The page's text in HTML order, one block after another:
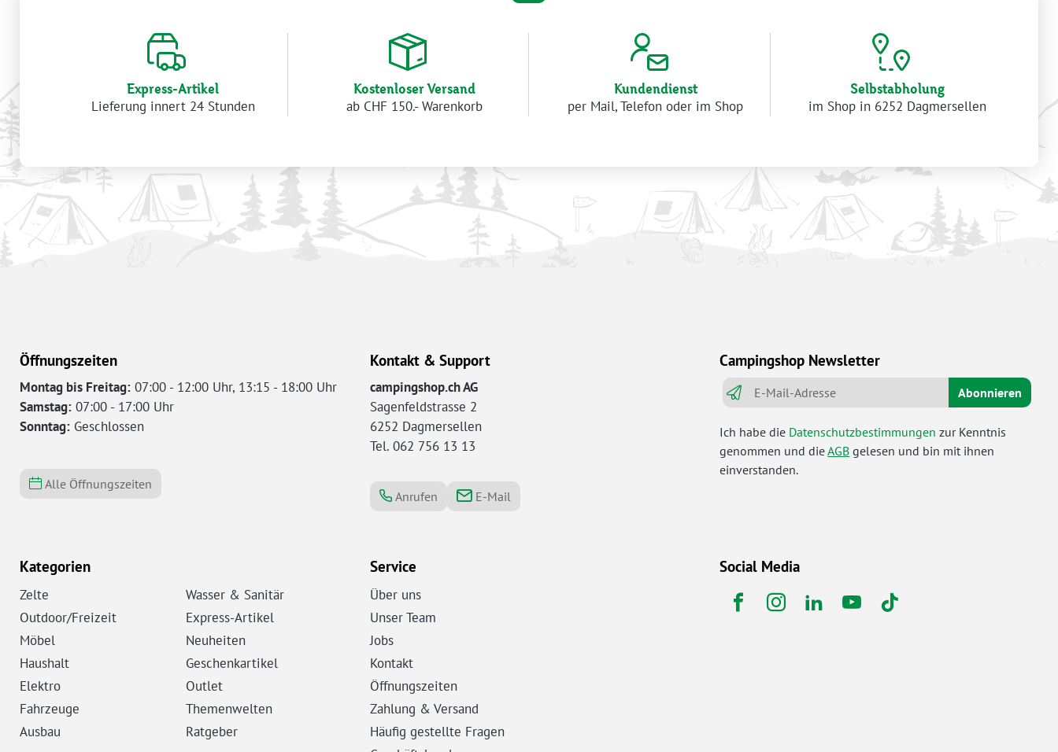
Express-Artikel
Lieferung innert 24 Stunden
Kostenloser Versand
ab CHF 150.- Warenkorb
Kundendienst
per Mail, Telefon oder im Shop
Selbstabholung
im Shop in 6252 Dagmersellen
Öffnungszeiten
Montag bis Freitag: 07:00 - 12:00 Uhr, 13:15 - 18:00 Uhr
Samstag: 07:00 - 17:00 Uhr
Sonntag: Geschlossen
Alle Öffnungszeiten
Kontakt & Support
campingshop.ch AG
Sagenfeldstrasse 2
6252 Dagmersellen
Tel. 062 756 13 13
Anrufen E-Mail
Campingshop Newsletter
Abonnieren
Ich habe die Datenschutzbestimmungen zur Kenntnis
genommen und dieAGB gelesen und bin mit ihnen
einverstanden.
Kategorien
Zelte
Outdoor/Freizeit
Möbel
Haushalt
Elektro
Fahrzeuge
Ausbau
Wasser & Sanitär
Express-Artikel
Neuheiten
Geschenkartikel
Outlet
Themenwelten
Ratgeber
Service
Über uns
Unser Team
Jobs
Kontakt
Öffnungszeiten
Zahlung & Versand
Häufig gestellte Fragen
Social Media